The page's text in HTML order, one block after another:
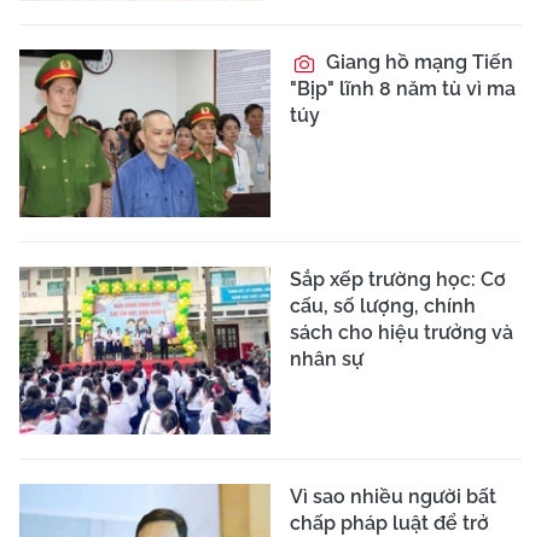
Giang hồ mạng Tiến
"Bịp" lĩnh 8 năm tù vì ma
túy
Sắp xếp trường học: Cơ
cấu, số lượng, chính
sách cho hiệu trưởng và
nhân sự
Vì sao nhiều người bất
chấp pháp luật để trở